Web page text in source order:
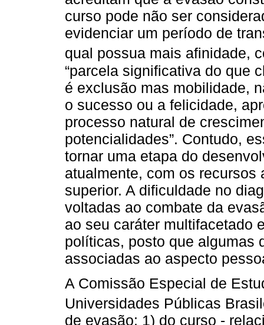
curso pode não ser
evidenciar um período de
qual possua mais afinidade,
“parcela significativa do que
é exclusão mas mobilidade,
o sucesso ou a felicidade,
processo natural de
potencialidades”. Contudo,
tornar uma etapa do
atualmente, com os
superior. A dificuldade no
voltadas ao combate da
ao seu caráter multifacetado
políticas, posto que algumas
associadas ao aspecto
A Comissão Especial de
Universidades Públicas
de evasão: 1) do curso -